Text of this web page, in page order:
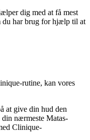
dig med at få mest
du har brug for hjælp til at
rutine, kan vores
at give din hud den
nærmeste Matas-
Clinique-